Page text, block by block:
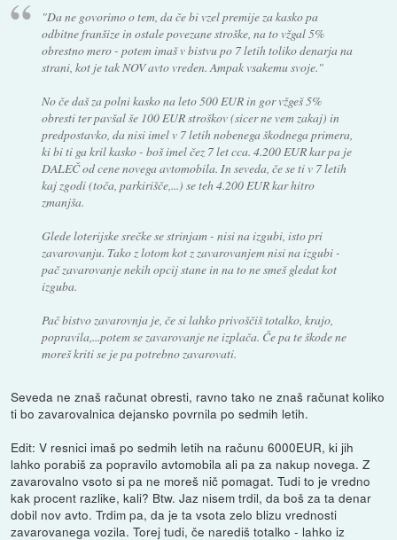
"Da ne govorimo o tem, da če bi vzel premije za kasko pa
odbitne franšize in ostale povezane stroške, na to vžgal 5%
obrestno mero - potem imaš v bistvu po 7 letih toliko denarja na
strani, kot je tak NOV avto vreden. Ampak vsakemu svoje."
No če daš za polni kasko na leto 500 EUR in gor vžgeš 5%
obresti ter pavšal še 100 EUR stroškov (sicer ne vem zakaj) in
predpostavko, da nisi imel v 7 letih nobenega škodnega primera,
ki bi ti ga kril kasko - boš imel čez 7 let cca. 4.200 EUR kar pa je
DALEČ od cene novega avtomobila. In seveda, če se ti v 7 letih
kaj zgodi (toča, parkirišče,...) se teh 4.200 EUR kar hitro
zmanjša.
Glede loterijske srečke se strinjam - nisi na izgubi, isto pri
zavarovanju. Tako z lotom kot z zavarovanjem nisi na izgubi -
pač zavarovanje nekih opcij stane in na to ne smeš gledat kot
izguba.
Pač bistvo zavarovnja je, če si lahko privoščiš totalko, krajo,
popravila,...potem se zavarovanje ne izplača. Če pa te škode ne
moreš kriti se je pa potrebno zavarovati.
Seveda ne znaš računat obresti, ravno tako ne znaš računat koliko
ti bo zavarovalnica dejansko povrnila po sedmih letih.
Edit: V resnici imaš po sedmih letih na računu 6000EUR, ki jih
lahko porabiš za popravilo avtomobila ali pa za nakup novega. Z
zavarovalno vsoto si pa ne moreš nič pomagat. Tudi to je vredno
kak procent razlike, kali? Btw. Jaz nisem trdil, da boš za ta denar
dobil nov avto. Trdim pa, da je ta vsota zelo blizu vrednosti
zavarovanega vozila. Torej tudi, če narediš totalko - lahko iz